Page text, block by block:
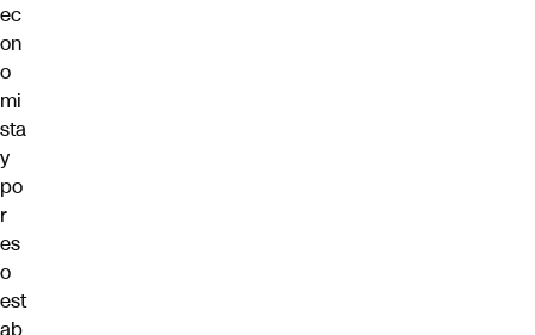
ec
on
o
mi
sta
y
po
r
es
o
est
ab